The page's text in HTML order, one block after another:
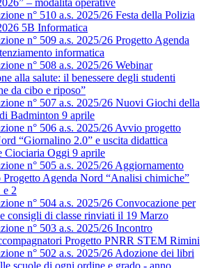
– modalità operative
n° 510 a.s. 2025/26 Festa della Polizia
5B Informatica
n° 509 a.s. 2025/26 Progetto Agenda
informatica
n° 508 a.s. 2025/26 Webinar
alla salute: il benessere degli studenti
da cibo e riposo”
n° 507 a.s. 2025/26 Nuovi Giochi della
Badminton 9 aprile
n° 506 a.s. 2025/26 Avvio progetto
“Giornalino 2.0” e uscita didattica
Ciociaria Oggi 9 aprile
n° 505 a.s. 2025/26 Aggiornamento
Progetto Agenda Nord “Analisi chimiche”
2
n° 504 a.s. 2025/26 Convocazione per
consigli di classe rinviati il 19 Marzo
n° 503 a.s. 2025/26 Incontro
Progetto PNRR STEM Rimini
n° 502 a.s. 2025/26 Adozione dei libri